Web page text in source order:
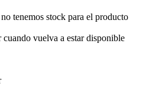
tenemos stock para el producto
cuando vuelva a estar disponible